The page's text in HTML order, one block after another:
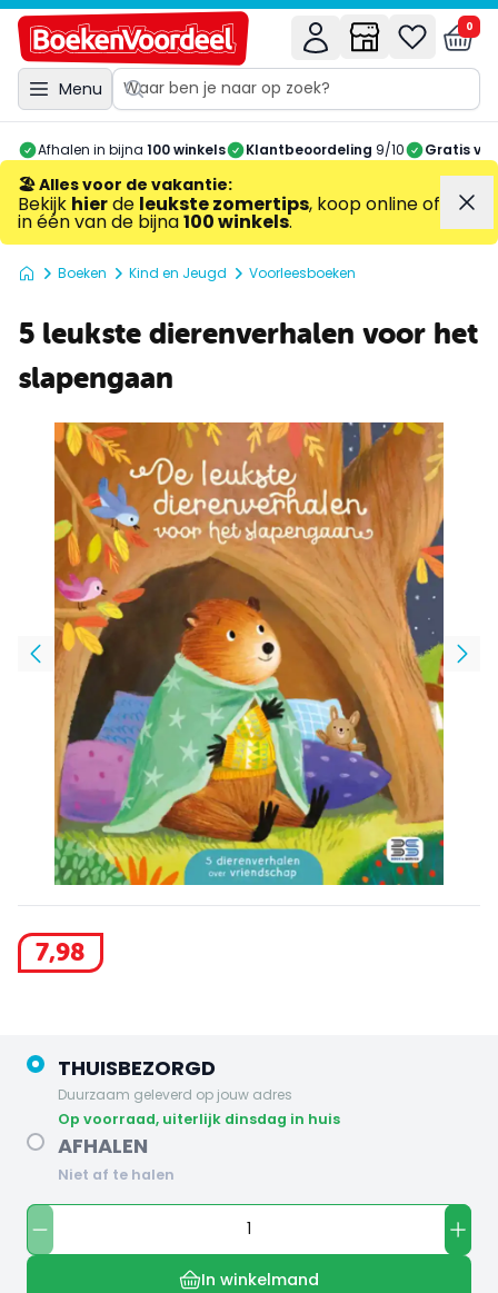
Menu
0
Afhalen in bijna 100 winkels Klantbeoordeling 9/10 Gratis
🏖️ Alles voor de vakantie:
Bekijk hierde leukste zomertips, koop online of
in één van de bijna100 winkels.
Boeken Kind en Jeugd Voorleesboeken
5 leukste dierenverhalen voor het
slapengaan
7,98
THUISBEZORGD
Duurzaam geleverd op jouw adres
op voorraad, uiterlijk dinsdag in huis
AFHALEN
Niet af te halen
In winkelmand